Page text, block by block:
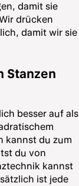
damit sie
drücken
damit wir sie
Stanzen
besser auf als
kannst du zum
du von
kannst
ist jede